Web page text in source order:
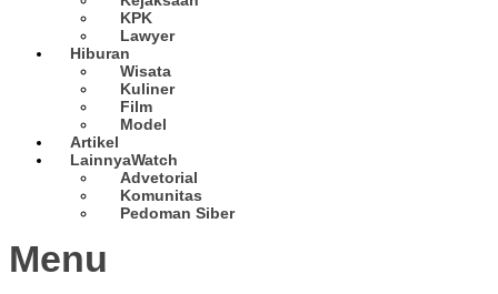
KPK
Lawyer
Hiburan
Wisata
Kuliner
Film
Model
Artikel
LainnyaWatch
Advetorial
Komunitas
Pedoman Siber
Menu